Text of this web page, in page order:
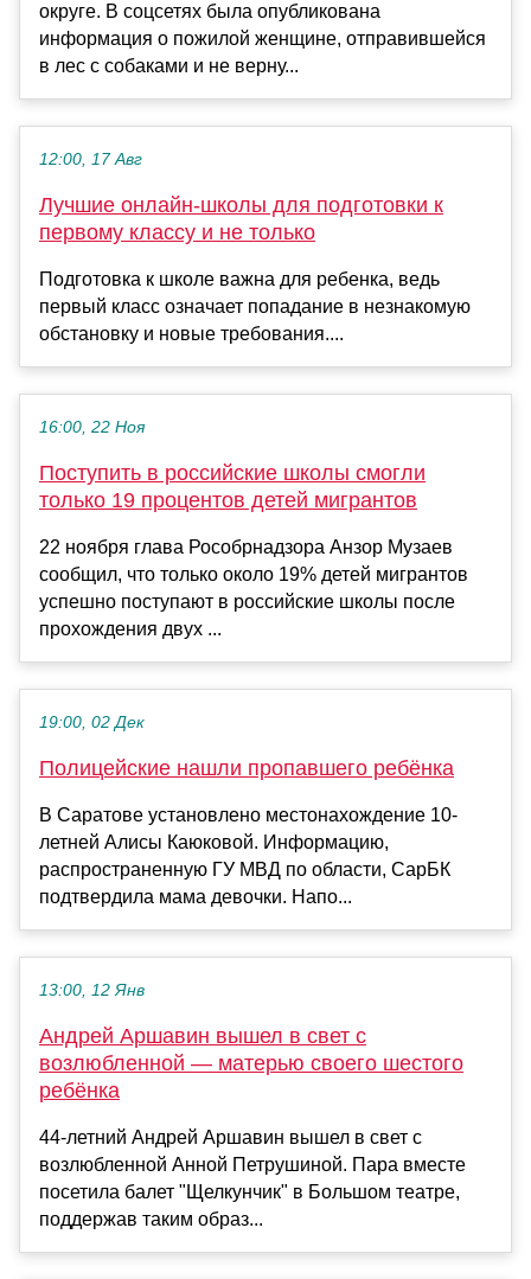
округе. В соцсетях была опубликована
информация о пожилой женщине, отправившейся
в лес с собаками и не верну...
12:00, 17 Авг
Лучшие онлайн-школы для подготовки к
первому классу и не только
Подготовка к школе важна для ребенка, ведь
первый класс означает попадание в незнакомую
обстановку и новые требования....
16:00, 22 Ноя
Поступить в российские школы смогли
только 19 процентов детей мигрантов
22 ноября глава Рособрнадзора Анзор Музаев
сообщил, что только около 19% детей мигрантов
успешно поступают в российские школы после
прохождения двух ...
19:00, 02 Дек
Полицейские нашли пропавшего ребёнка
В Саратове установлено местонахождение 10-
летней Алисы Каюковой. Информацию,
распространенную ГУ МВД по области, СарБК
подтвердила мама девочки. Напо...
13:00, 12 Янв
Андрей Аршавин вышел в свет с
возлюбленной — матерью своего шестого
ребёнка
44-летний Андрей Аршавин вышел в свет с
возлюбленной Анной Петрушиной. Пара вместе
посетила балет "Щелкунчик" в Большом театре,
поддержав таким образ...